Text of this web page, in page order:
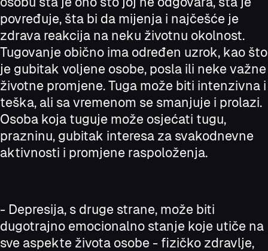
povređuje, šta bi da mijenja i najčešće je
zdrava reakcija na neku životnu okolnost.
Tugovanje obično ima određen uzrok, kao što
je gubitak voljene osobe, posla ili neke važne
životne promjene. Tuga može biti intenzivna i
teška, ali sa vremenom se smanjuje i prolazi.
Osoba koja tuguje može osjećati tugu,
prazninu, gubitak interesa za svakodnevne
aktivnosti i promjene raspoloženja.
- Depresija, s druge strane, može biti
dugotrajno emocionalno stanje koje utiče na
sve aspekte života osobe - fizičko zdravlje,